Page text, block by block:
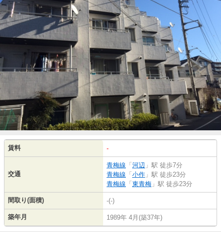
賃料 -
交通
青梅線 「河辺 」駅 徒歩7分
青梅線 「小作 」駅 徒歩23分
青梅線 「東青梅 」駅 徒歩23分
間取り(面積) -(-)
築年月 1989年 4月(築37年)